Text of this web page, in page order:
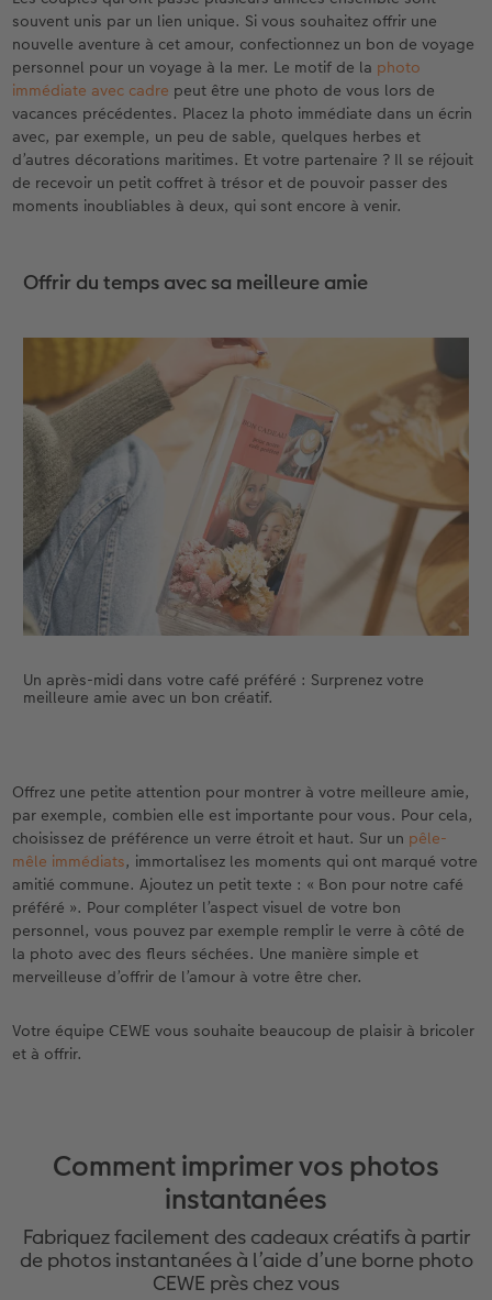
souvent unis par un lien unique. Si vous souhaitez offrir une
nouvelle aventure à cet amour, confectionnez un bon de voyage
personnel pour un voyage à la mer. Le motif de la photo
immédiate avec cadre peut être une photo de vous lors de
vacances précédentes. Placez la photo immédiate dans un écrin
avec, par exemple, un peu de sable, quelques herbes et
d’autres décorations maritimes. Et votre partenaire ? Il se réjouit
de recevoir un petit coffret à trésor et de pouvoir passer des
moments inoubliables à deux, qui sont encore à venir.
Offrir du temps avec sa meilleure amie
Un après-midi dans votre café préféré : Surprenez votre
meilleure amie avec un bon créatif.
Offrez une petite attention pour montrer à votre meilleure amie,
par exemple, combien elle est importante pour vous. Pour cela,
choisissez de préférence un verre étroit et haut. Sur un pêle-
mêle immédiats, immortalisez les moments qui ont marqué votre
amitié commune. Ajoutez un petit texte : « Bon pour notre café
préféré ». Pour compléter l’aspect visuel de votre bon
personnel, vous pouvez par exemple remplir le verre à côté de
la photo avec des fleurs séchées. Une manière simple et
merveilleuse d’offrir de l’amour à votre être cher.
Votre équipe CEWE vous souhaite beaucoup de plaisir à bricoler
et à offrir.
Comment imprimer vos photos
instantanées
Fabriquez facilement des cadeaux créatifs à partir
de photos instantanées à l’aide d’une borne photo
CEWE près chez vous